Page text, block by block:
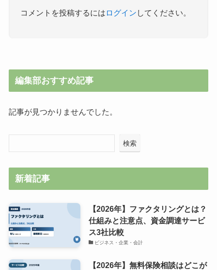
コメントを投稿するには ログイン してください。
編集部おすすめ記事
記事が見つかりませんでした。
検索
新着記事
【2026年】ファクタリングとは？
仕組みと注意点、資金調達サービ
ス3社比較
ビジネス・企業・会計
【2026年】無料保険相談はどこが